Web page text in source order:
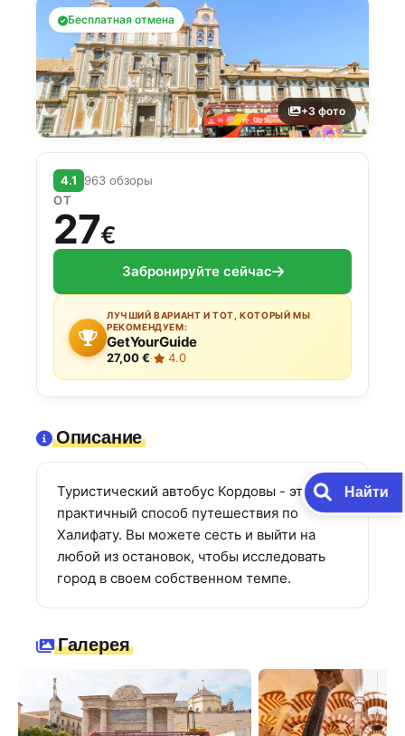
Бесплатная отмена
+3 фото
4.1
963 обзоры
ОТ
27€
Забронируйте сейчас
ЛУЧШИЙ ВАРИАНТ И ТОТ, КОТОРЫЙ МЫ
РЕКОМЕНДУЕМ:
GetYourGuide
27,00 €· 4.0
Описание
Туристический автобус Кордовы - это
практичный способ путешествия по
Халифату. Вы можете сесть и выйти на
любой из остановок, чтобы исследовать
город в своем собственном темпе.
Галерея
Найти